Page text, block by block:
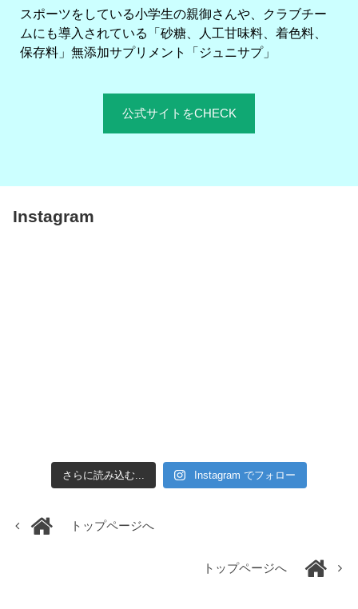
スポーツをしている小学生の親御さんや、クラブチー
ムにも導入されている「砂糖、人工甘味料、着色料、
保存料」無添加サプリメント「ジュニサプ」
公式サイトをCHECK
Instagram
さらに読み込む... Instagram でフォロー
トップページへ
トップページへ